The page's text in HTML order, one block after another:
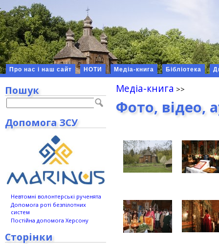
Про нас і наш сайт НОТИ Медіа-книга Бібліотека
Медіа-книга
Фото, відео,
Пошук
Допомога ЗСУ
Невтомні волонтерські рученята
Допомога роті безпілотних
систем
Постійна допомога Херсону
Сторінки